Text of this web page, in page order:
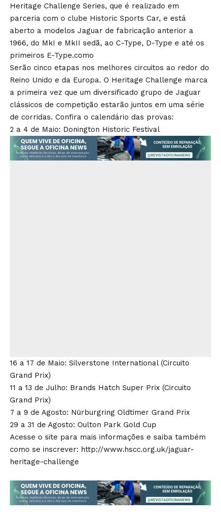
Heritage Challenge Series, que é realizado em
parceria com o clube Historic Sports Car, e está
aberto a modelos Jaguar de fabricação anterior a
1966, do MkI e MkII sedã, ao C-Type, D-Type e até os
primeiros E-Type.como
Serão cinco etapas nos melhores circuitos ao redor do
Reino Unido e da Europa. O Heritage Challenge marca
a primeira vez que um diversificado grupo de Jaguar
clássicos de competição estarão juntos em uma série
de corridas. Confira o calendário das provas:
2 a 4 de Maio: Donington Historic Festival
16 a 17 de Maio: Silverstone International (Circuito
Grand Prix)
11 a 13 de Julho: Brands Hatch Super Prix (Circuito
Grand Prix)
7 a 9 de Agosto: Nürburgring Oldtimer Grand Prix
29 a 31 de Agosto: Oulton Park Gold Cup
Acesse o site para mais informações e saiba também
como se inscrever: http://www.hscc.org.uk/jaguar-
heritage-challenge